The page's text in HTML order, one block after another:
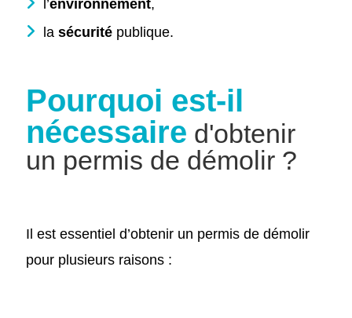
l’environnement,
lasécurité publique.
Pourquoi est-il
nécessaire d'obtenir
un permis de démolir ?
Il est essentiel d’obtenir un permis de démolir
pour plusieurs raisons :